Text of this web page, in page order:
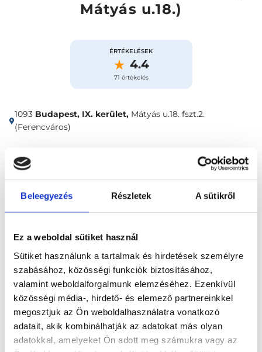
Beleegyezés Részletek A sütikről
Ez a weboldal sütiket használ
Sütiket használunk a tartalmak és hirdetések személyre
szabásához, közösségi funkciók biztosításához,
valamint weboldalforgalmunk elemzéséhez. Ezenkívül
közösségi média-, hirdető- és elemező partnereinkkel
megosztjuk az Ön weboldalhasználatra vonatkozó
adatait, akik kombinálhatják az adatokat más olyan
adatokkal, amelyeket Ön adott meg számukra vagy az
Mátyás u.18.)
ÉRTÉKELÉSEK
4.4
71 értékelés
1093 Budapest, IX. kerület, Mátyás u.18. fszt.2.
(Ferencváros)
Időpontfoglalás Vélemények
Foglalj időpontot
Pszichológia
Főoldal Klinikák